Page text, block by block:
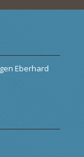
Eberhard